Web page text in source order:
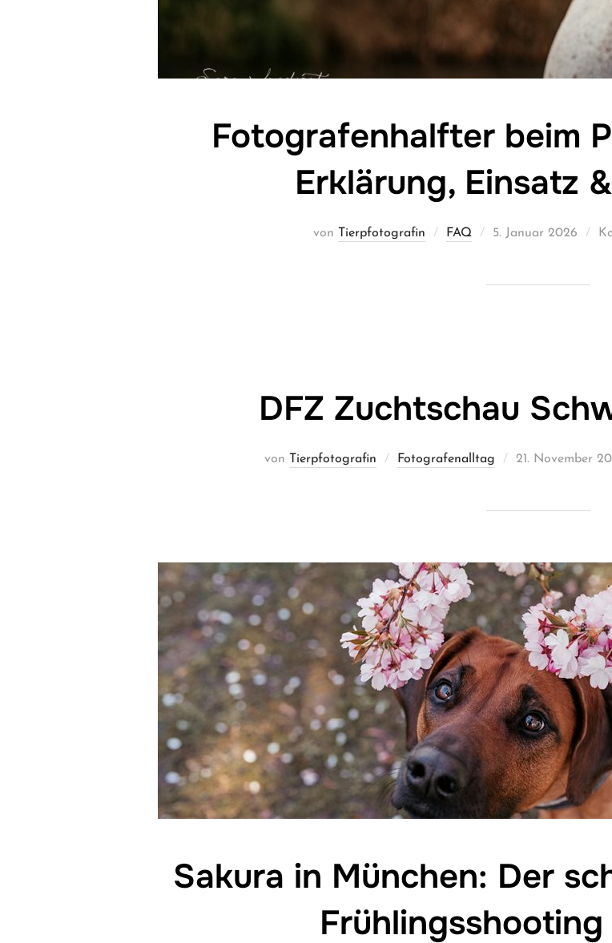
Fotografenhalfter beim
Erklärung, Einsatz
von Tierpfotografin FAQ
Veröffentlicht
5. Januar 2026
DFZ Zuchtschau
von Tierpfotografin Fotografenalltag
Veröffentlicht
21. November
Sakura in München: Der